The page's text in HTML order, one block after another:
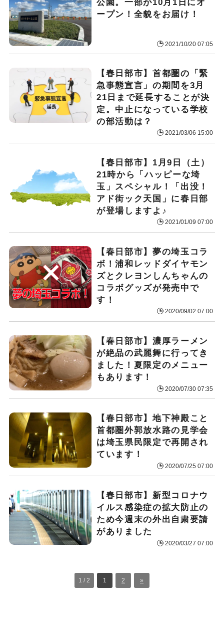
公園。一部が10月1日にオ
ープン！全貌をお届け！
2021/10/20 07:05
【春日部市】首都圏の「緊
急事態宣言」の期間を3月
21日まで延長することが決
定。中止になっている学校
の部活動は？
2021/03/06 15:00
【春日部市】1月9日（土）
21時から「ハッピーな埼
玉」スペシャル！「出没！
アド街ック天国」に春日部
が登場しますよ♪
2021/01/09 07:00
【春日部市】夢の埼玉コラ
ボ！浦和レッドダイヤモン
ズとクレヨンしんちゃんの
コラボグッズが発売中で
す！
2020/09/02 07:00
【春日部市】濃厚ラーメン
が絶品の武麗舞に行ってき
ました！夏限定のメニュー
もあります！
2020/07/30 07:35
【春日部市】地下神殿こと
首都圏外郭放水路の見学会
は埼玉県民限定で再開され
ています！
2020/07/25 07:00
【春日部市】新型コロナウ
イルス感染症の拡大防止の
ため今週末の外出自粛要請
がありました
2020/03/27 07:00
1 / 2 1 2 »